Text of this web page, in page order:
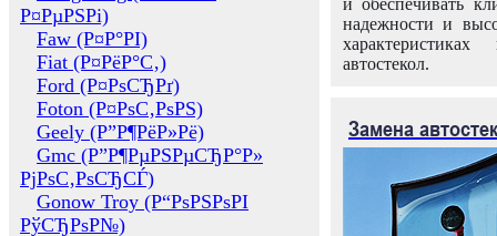
Р¤РµРЅРі)
Faw (Р¤Р°РІ)
Fiat (Р¤РёР°С‚)
Ford (Р¤РѕСЂРґ)
Foton (Р¤РѕС‚РѕРЅ)
Geely (Р”Р¶РёР»Рё)
Gmc (Р”Р¶РµРЅРµСЂР°Р»
РјРѕС‚РѕСЂСЃ)
Gonow Troy (Р“РѕРЅРѕРІ
РўСЂРѕР№)
и обеспечивать
надежности и
автостекол.
Замена